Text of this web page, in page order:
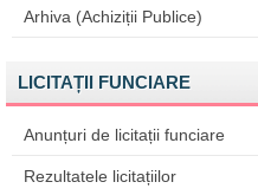
Arhiva (Achiziții Publice)
LICITAȚII FUNCIARE
Anunțuri de licitații funciare
Rezultatele licitațiilor